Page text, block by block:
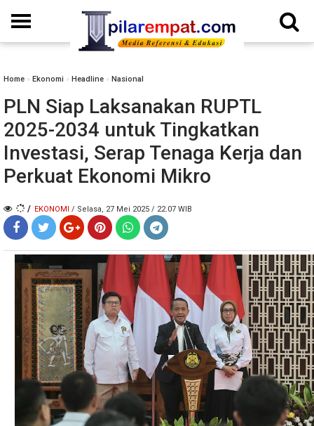
Home » Ekonomi » Headline » Nasional
PLN Siap Laksanakan RUPTL
2025-2034 untuk Tingkatkan
Investasi, Serap Tenaga Kerja dan
Perkuat Ekonomi Mikro
/ EKONOMI / Selasa, 27 Mei 2025 / 22.07 WIB